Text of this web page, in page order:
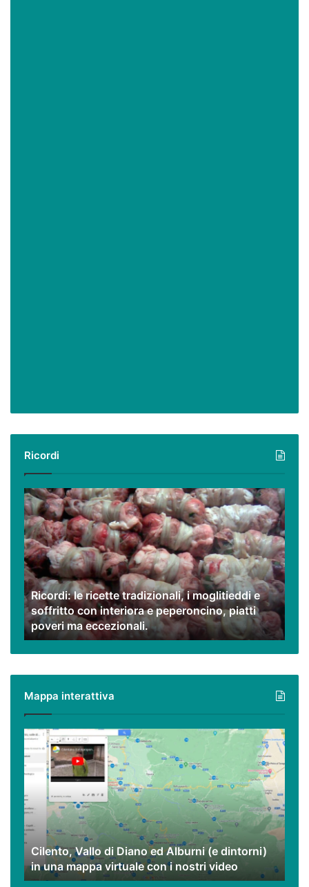
Ricordi
Ricordi:
le
ricette
tradizionali,
i
moglitieddi
e
soffritto
con
interiora
e
peperoncino,
ma
eccezionali.
Ricordi: le ricette tradizionali, i moglitieddi e
soffritto con interiora e peperoncino, piatti
poveri ma eccezionali.
Mappa interattiva
Cilento,
Vallo
di
Diano
ed
Alburni
(e
dintorni)
una
mappa
Cilento, Vallo di Diano ed Alburni (e dintorni)
in una mappa virtuale con i nostri video